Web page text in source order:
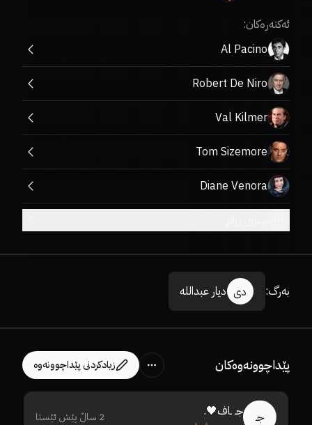
ئەکتەرەکان:
Al Pacino
Robert De Niro
Val Kilmer
Tom Sizemore
Diane Venora
بەرگ: دی دیار عبداللە
پێداچوونەوەکان زیادکردنی پێداچوونەوە
جـ جـ ـاف🖤. 2 ساڵ پێش ئێستا